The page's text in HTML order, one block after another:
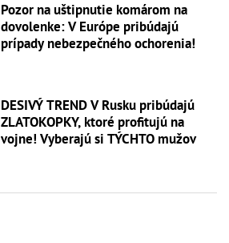
Pozor na uštipnutie komárom na
dovolenke: V Európe pribúdajú
prípady nebezpečného ochorenia!
DESIVÝ TREND V Rusku pribúdajú
ZLATOKOPKY, ktoré profitujú na
vojne! Vyberajú si TÝCHTO mužov